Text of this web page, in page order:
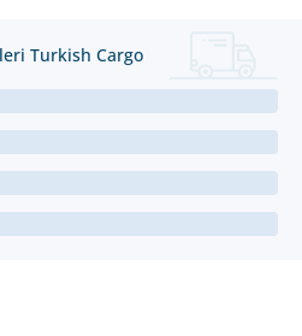
Turkish Cargo